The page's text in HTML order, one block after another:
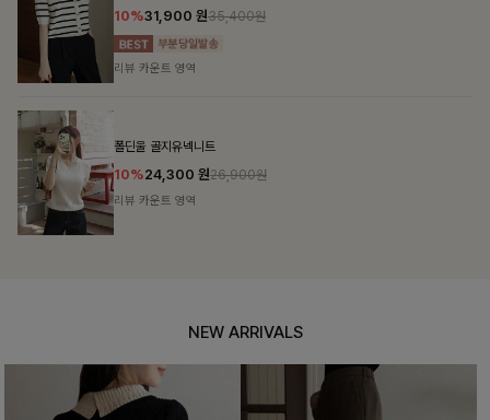
10%31,900 원35,400원
리뷰 카운트 영역
폴딘울 골지유넥니트
10%24,300 원26,900원
리뷰 카운트 영역
NEW ARRIVALS